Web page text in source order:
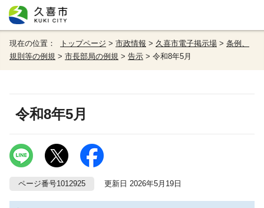
現在の位置： トップページ > 市政情報 > 久喜市電子掲示場 > 条例、
規則等の例規 > 市長部局の例規 > 告示 > 令和8年5月
令和8年5月
ページ番号1012925 更新日 2026年5月19日